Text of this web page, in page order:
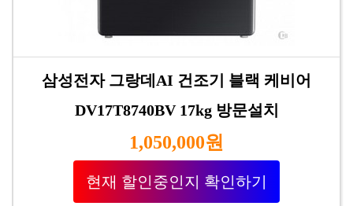
삼성전자 그랑데AI 건조기 블랙 케비어
DV17T8740BV 17kg 방문설치
1,050,000원
현재 할인중인지 확인하기